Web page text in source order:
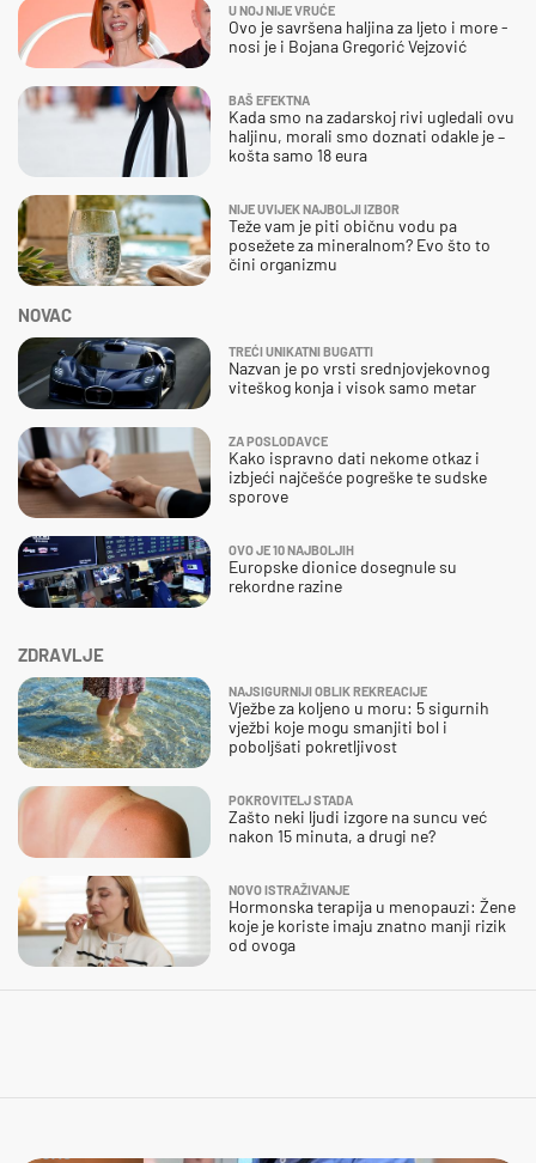
ZDRAVLJE
NAJSIGURNIJI OBLIK REKREACIJE
Vježbe za koljeno u moru: 5 sigurnih
vježbi koje mogu smanjiti bol i
poboljšati pokretljivost
POKROVITELJ STADA
Zašto neki ljudi izgore na suncu već
nakon 15 minuta, a drugi ne?
NOVO ISTRAŽIVANJE
Hormonska terapija u menopauzi: Žene
koje je koriste imaju znatno manji rizik
od ovoga
NOVAC
TREĆI UNIKATNI BUGATTI
Nazvan je po vrsti srednjovjekovnog
viteškog konja i visok samo metar
ZA POSLODAVCE
Kako ispravno dati nekome otkaz i
izbjeći najčešće pogreške te sudske
sporove
OVO JE 10 NAJBOLJIH
Europske dionice dosegnule su
rekordne razine
U NOJ NIJE VRUĆE
Ovo je savršena haljina za ljeto i more -
nosi je i Bojana Gregorić Vejzović
BAŠ EFEKTNA
Kada smo na zadarskoj rivi ugledali ovu
haljinu, morali smo doznati odakle je –
košta samo 18 eura
NIJE UVIJEK NAJBOLJI IZBOR
Teže vam je piti običnu vodu pa
posežete za mineralnom? Evo što to
čini organizmu